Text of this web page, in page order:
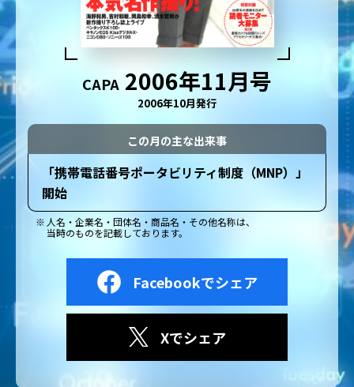
CAPA 2006年11月号
2006年10月発行
この月の主な出来事
「携帯電話番号ポータビリティ制度（MNP）」
開始
人名・企業名・団体名・商品名・その他名称は、
当時のものを記載しております。
Facebookでシェア
Xでシェア